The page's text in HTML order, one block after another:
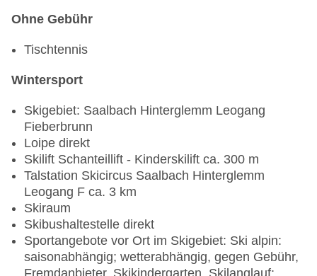
Ohne Gebühr
Tischtennis
Wintersport
Skigebiet: Saalbach Hinterglemm Leogang
Fieberbrunn
Loipe direkt
Skilift Schanteillift - Kinderskilift ca. 300 m
Talstation Skicircus Saalbach Hinterglemm
Leogang F ca. 3 km
Skiraum
Skibushaltestelle direkt
Sportangebote vor Ort im Skigebiet: Ski alpin:
saisonabhängig; wetterabhängig, gegen Gebühr,